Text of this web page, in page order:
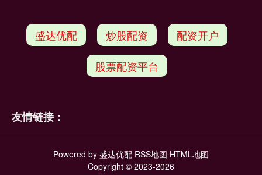
盛达优配 炒股配资 配资开户
股票配资平台
友情链接：
Powered by 盛达优配 RSS地图 HTML地图
Copyright © 2023-2026